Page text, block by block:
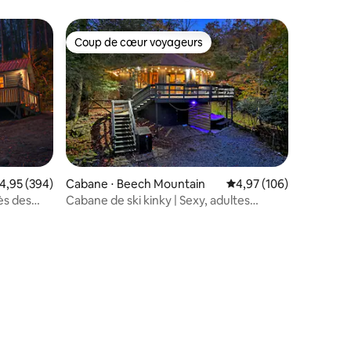
moyenne sur la base de 394 commentaires : 4,95 sur 5
4,95 (394)
des
Coup de cœur voyageurs
Coup de cœur voyageurs
Cabane ⋅ Beech Mountain Évaluation moyenne
4,97 (106)
Cabane de ski kinky | Sexy, adultes